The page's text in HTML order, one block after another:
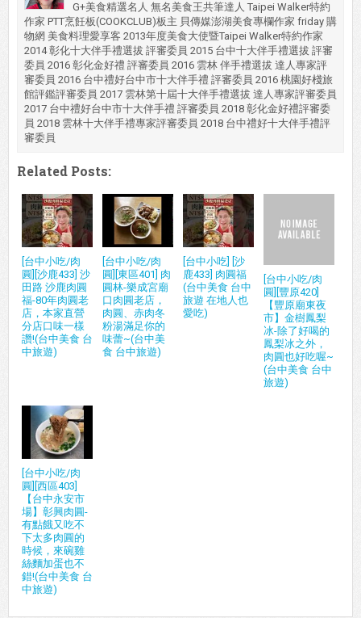
G+美食精選名人 無名美食王共筆達人 Taipei Walker特約
作家 PTT烹飪板(COOKCLUB)板主 貝傳媒澎湖美食專欄作家 friday 購
物網 美食料理愛享客 2013年度美食大使暨Taipei Walker特約作家
2014 彰化十大伴手禮選拔 評審委員 2015 台中十大伴手禮選拔 評審
委員 2016 彰化金好禮 評審委員 2016 雲林 伴手禮選拔 達人專家評
審委員 2016 台中禮好台中市十大伴手禮 評審委員 2016 桃園好棧旅
館評鑑評審委員 2017 雲林第十屆十大伴手禮選拔 達人專家評審委員
2017 台中禮好台中市十大伴手禮 評審委員 2018 彰化金好禮評審委
員 2018 雲林十大伴手禮專家評審委員 2018 台中禮好十大伴手禮評
審委員
Related Posts:
[台中小吃/肉
圓][沙鹿433] 沙
田路 沙鹿肉圓
福-80年肉圓老
店，本家直營
分店口味一樣
讚!(台中美食 台
中旅遊)
[台中小吃/肉
圓][東區401] 肉
圓林-樂成宮廟
口肉圓老店，
肉圓、赤肉冬
粉湯滿足你的
味蕾~(台中美
食 台中旅遊)
[台中小吃] [沙
鹿433] 肉圓福
(台中美食 台中
旅遊 在地人也
愛吃)
[台中小吃/肉
圓][豐原420]
【豐原廟東夜
市】金樹鳳梨
冰-除了好喝的
鳳梨冰之外，
肉圓也好吃喔~
(台中美食 台中
旅遊)
[台中小吃/肉
圓][西區403]
【台中永安市
場】彰興肉圓-
有點餓又吃不
下太多肉圓的
時候，來碗雞
絲麵加蛋也不
錯!(台中美食 台
中旅遊)